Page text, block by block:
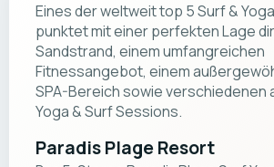
Eines der weltweit top 5 Surf &
punktet mit einer perfekten Lage
Sandstrand, einem umfangreichen
Fitnessangebot, einem
SPA-Bereich sowie verschiedenen
Yoga & Surf Sessions.
Paradis Plage Resort